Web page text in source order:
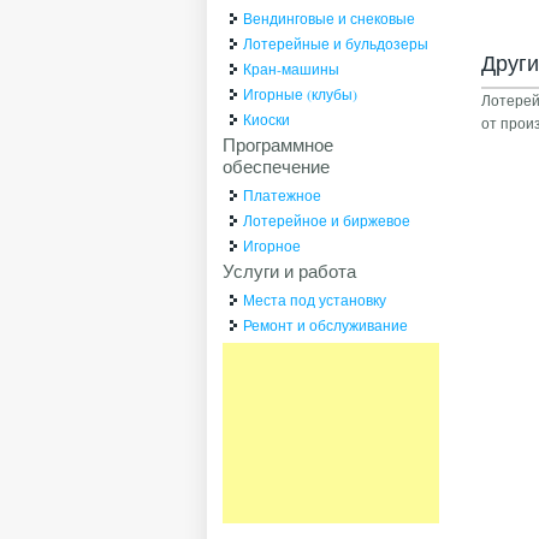
от
Вендинговые и снековые
Лотерейные и бульдозеры
Кран-машины
Игорные (клубы)
Киоски
Программное
обеспечение
Платежное
Лотерейное и биржевое
Игорное
Услуги и работа
Места под установку
Ремонт и обслуживание